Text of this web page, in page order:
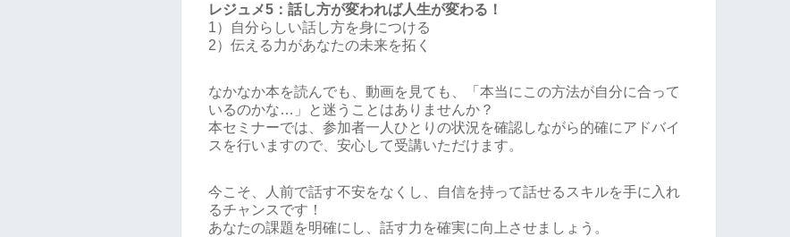
レジュメ5：話し方が変われば人生が変わる！
1）自分らしい話し方を身につける
2）伝える力があなたの未来を拓く
なかなか本を読んでも、動画を見ても、「本当にこの方法が自分に合って
いるのかな…」と迷うことはありませんか？
本セミナーでは、参加者一人ひとりの状況を確認しながら的確にアドバイ
スを行いますので、安心して受講いただけます。
今こそ、人前で話す不安をなくし、自信を持って話せるスキルを手に入れ
るチャンスです！
あなたの課題を明確にし、話す力を確実に向上させましょう。